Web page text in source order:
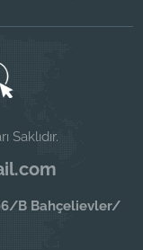
96/B Bahçelievler/